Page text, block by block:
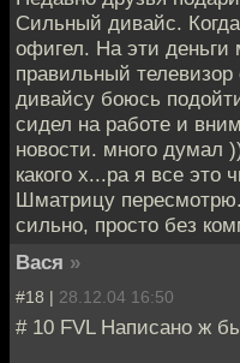
Сильный дивайс. Когда
офигел. На эти деньги
правильный
дивайсу боюсь
сидел на работе и
новости. много думал
какого х...ра я все
Шматрицу
сильно, просто без
Вася »
#18 | 28.12.04 16:50
# 10 FVL Написано ж